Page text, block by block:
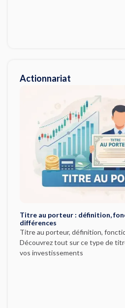
Actionnariat
Titre au porteur : définition,
différences
Titre au porteur, définition,
Découvrez tout sur ce type de
vos investissements